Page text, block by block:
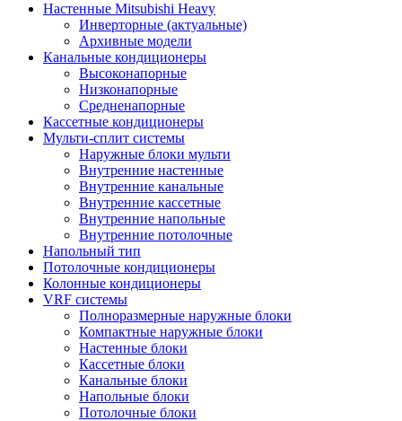
Настенные Mitsubishi Heavy
Инверторные (актуальные)
Архивные модели
Канальные кондиционеры
Высоконапорные
Низконапорные
Средненапорные
Кассетные кондиционеры
Мульти-сплит системы
Наружные блоки мульти
Внутренние настенные
Внутренние канальные
Внутренние кассетные
Внутренние напольные
Внутренние потолочные
Напольный тип
Потолочные кондиционеры
Колонные кондиционеры
VRF системы
Полноразмерные наружные блоки
Компактные наружные блоки
Настенные блоки
Кассетные блоки
Канальные блоки
Напольные блоки
Потолочные блоки